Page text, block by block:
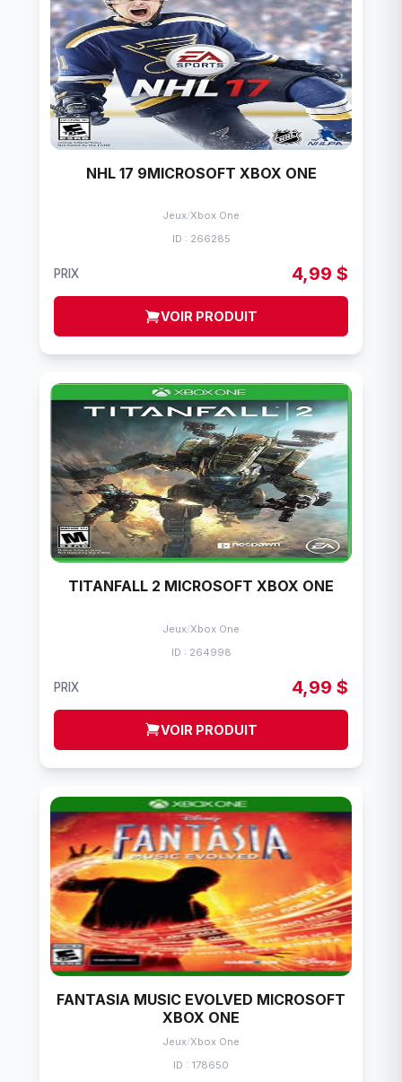
NHL 17 9MICROSOFT XBOX ONE
Jeux/Xbox One
ID : 266285
PRIX 4,99 $
VOIR PRODUIT
TITANFALL 2 MICROSOFT XBOX ONE
Jeux/Xbox One
ID : 264998
PRIX 4,99 $
VOIR PRODUIT
FANTASIA MUSIC EVOLVED MICROSOFT
XBOX ONE
Jeux/Xbox One
ID : 178650